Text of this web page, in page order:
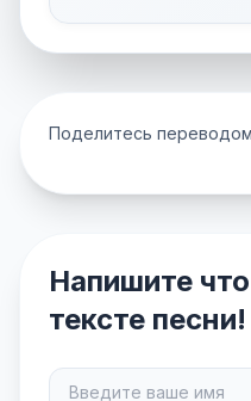
Поделитесь
Напишите
тексте песни!